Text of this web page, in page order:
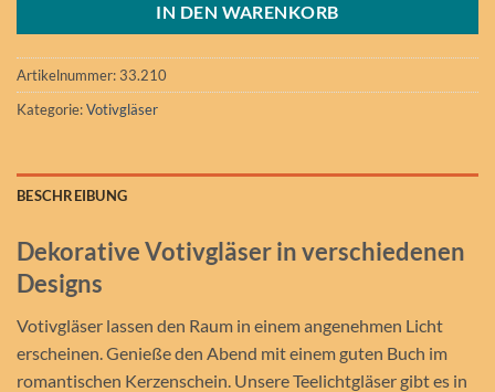
IN DEN WARENKORB
Artikelnummer: 33.210
Kategorie:Votivgläser
BESCHREIBUNG
Dekorative Votivgläser in verschiedenen
Designs
Votivgläser lassen den Raum in einem angenehmen Licht
erscheinen. Genieße den Abend mit einem guten Buch im
romantischen Kerzenschein. Unsere Teelichtgläser gibt es in